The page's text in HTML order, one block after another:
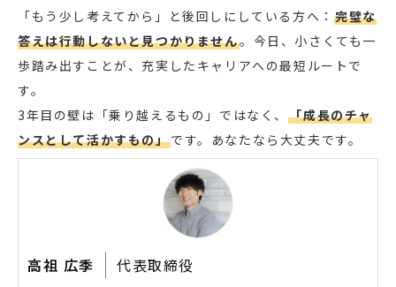
「もう少し考えてから」と後回しにしている方へ： 完璧な
答えは行動しないと見つかりません。今日、小さくても一
歩踏み出すことが、充実したキャリアへの最短ルートで
す。
3年目の壁は「乗り越えるもの」ではなく、 「成長のチャ
ンスとして活かすもの」です。あなたなら大丈夫です。
高祖 広季 代表取締役